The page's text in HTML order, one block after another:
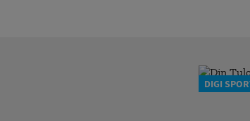
DIGI